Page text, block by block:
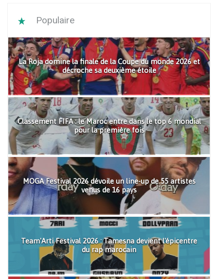
Populaire
La Roja domine la finale de la Coupe du monde 2026 et
décroche sa deuxième étoile
Classement FIFA : le Maroc entre dans le top 6 mondial
pour la première fois
MOGA Festival 2026 dévoile un line-up de 55 artistes
venus de 16 pays
Team'Arti Festival 2026 : Tamesna devient l'épicentre
du rap marocain